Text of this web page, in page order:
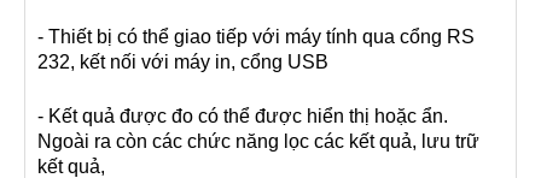
- Thiết bị có thể giao tiếp với máy tính qua cổng RS
232, kết nối với máy in, cổng USB
- Kết quả được đo có thể được hiển thị hoặc ẩn.
Ngoài ra còn các chức năng lọc các kết quả, lưu trữ
kết quả,